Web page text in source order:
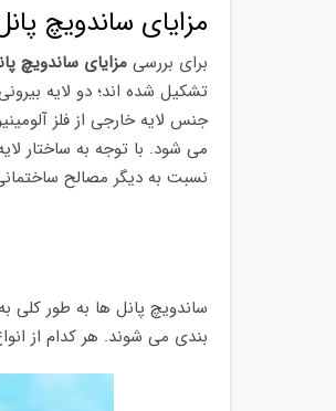
مزایای ساندویچ
برای بررسی مزایای ساندویچ
تشکیل شده اند؛ دو لایه
جنس لایه خارجی از فلز
می شود. با توجه به ساختار
نسبت به دیگر مصالح
ساندویچ پانل ها به طور کلی
بندی می شوند. هر کدام از